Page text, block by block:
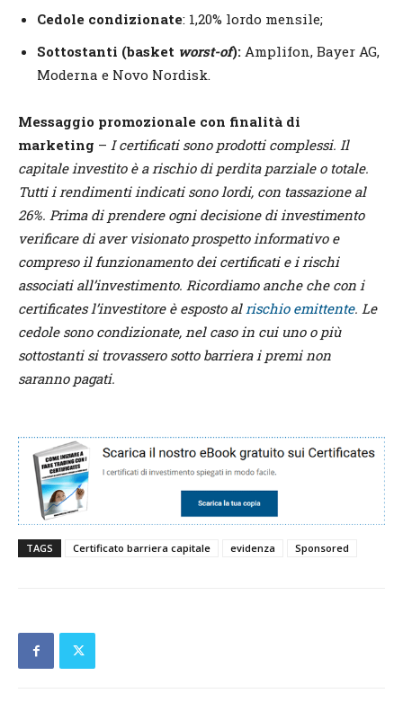
Cedole condizionate: 1,20% lordo mensile;
Sottostanti (basket worst-of): Amplifon, Bayer AG,
Moderna e Novo Nordisk.
Messaggio promozionale con finalità di
marketing – I certificati sono prodotti complessi. Il
capitale investito è a rischio di perdita parziale o totale.
Tutti i rendimenti indicati sono lordi, con tassazione al
26%. Prima di prendere ogni decisione di investimento
verificare di aver visionato prospetto informativo e
compreso il funzionamento dei certificati e i rischi
associati all’investimento. Ricordiamo anche che con i
certificates l’investitore è esposto al rischio emittente. Le
cedole sono condizionate, nel caso in cui uno o più
sottostanti si trovassero sotto barriera i premi non
saranno pagati.
TAGS Certificato barriera capitale evidenza Sponsored